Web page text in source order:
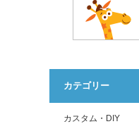
カテゴリー
カスタム・DIY